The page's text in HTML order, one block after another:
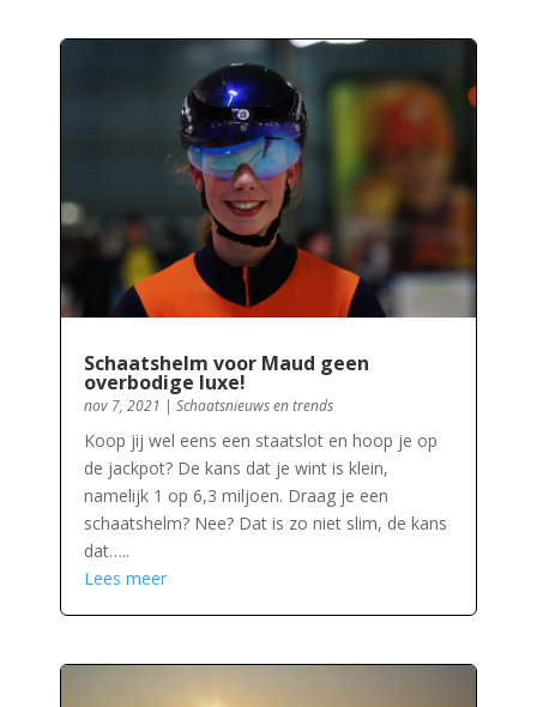
Schaatshelm voor Maud geen
overbodige luxe!
nov 7, 2021 | Schaatsnieuws en trends
Koop jij wel eens een staatslot en hoop je op
de jackpot? De kans dat je wint is klein,
namelijk 1 op 6,3 miljoen. Draag je een
schaatshelm? Nee? Dat is zo niet slim, de kans
dat…..
Lees meer